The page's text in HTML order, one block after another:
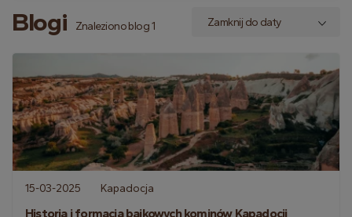
Blogi Znaleziono blog 1
15-03-2025 Kapadocja
Historia i formacja bajkowych kominów Kapadocji